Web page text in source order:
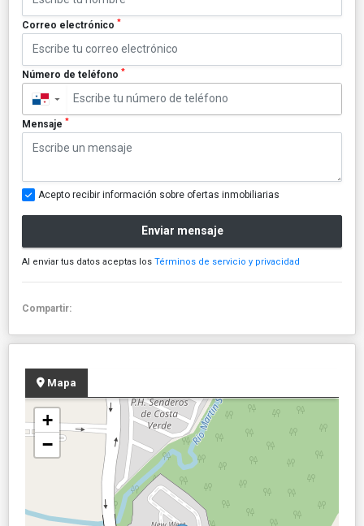
Correo electrónico *
Número de teléfono *
▼
Mensaje *
Acepto recibir información sobre ofertas inmobiliarias
Enviar mensaje
Al enviar tus datos aceptas los Términos de servicio y privacidad
Compartir:
Mapa
+
−